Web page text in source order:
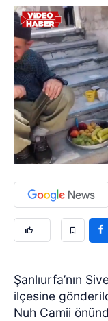
Şanlıurfa’nın
ilçesine
Nuh Camii